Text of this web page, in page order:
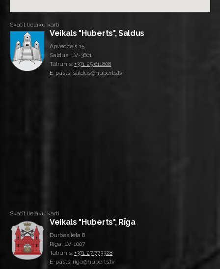
Skatīt lielāku karti
Veikals "Huberts", Saldus
Apvedceļš 15
Saldus, LV-3801
Tālrunis: +371 25 611808
E-pasts: saldus@huberts.lv
Skatīt lielāku karti
Veikals "Huberts", Rīga
Durbes iela 8
Rīga, LV-1007
Tālrunis: +371 27 773328
E-pasts: riga@huberts.lv